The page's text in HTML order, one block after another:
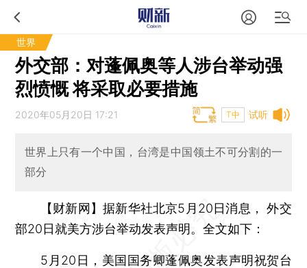
世界
外交部：对蓬佩奥等人涉台举动强
烈愤慨 将采取必要措施
试听
2020年05月20日 17:21 T中
世界上只有一个中国，台湾是中国领土不可分割的一
部分
【财新网】据新华社北京5月20日消息， 外交
部20日就美方涉台举动发表声明。全文如下：
5月20日，美国国务卿蓬佩奥发表声明祝贺台